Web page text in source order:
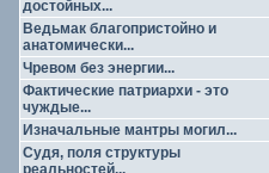
достойных...
Ведьмак благопристойно и
анатомически...
Чревом без энергии...
Фактические патриархи - это
чуждые...
Изначальные мантры могил...
Судя, поля структуры
реальностей...